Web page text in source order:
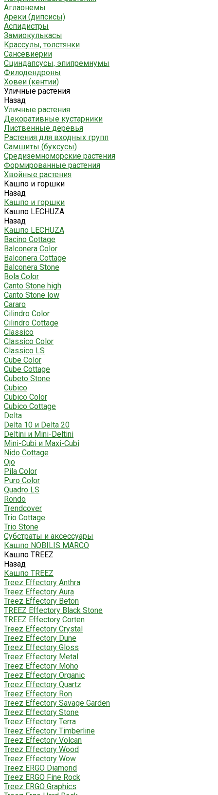
Аглаонемы
Ареки (дипсисы)
Аспидистры
Замиокулькасы
Крассулы, толстянки
Сансевиерии
Сциндапсусы, эпипремнумы
Филодендроны
Ховеи (кентии)
Уличные растения
Назад
Уличные растения
Декоративные кустарники
Лиственные деревья
Растения для входных групп
Самшиты (буксусы)
Средиземноморские растения
Формированные растения
Хвойные растения
Кашпо и горшки
Назад
Кашпо и горшки
Кашпо LECHUZA
Назад
Кашпо LECHUZA
Bacino Cottage
Balconera Color
Balconera Cottage
Balconera Stone
Bola Color
Canto Stone high
Canto Stone low
Cararo
Cilindro Color
Cilindro Cottage
Classico
Classico Color
Classico LS
Cube Color
Cube Cottage
Cubeto Stone
Cubico
Cubico Color
Cubico Cottage
Delta
Delta 10 и Delta 20
Deltini и Mini-Deltini
Mini-Cubi и Maxi-Cubi
Nido Cottage
Ojo
Pila Color
Puro Color
Quadro LS
Rondo
Trendcover
Trio Cottage
Trio Stone
Субстраты и аксессуары
Кашпо NOBILIS MARCO
Кашпо TREEZ
Назад
Кашпо TREEZ
Treez Effectory Anthra
Treez Effectory Aura
Treez Effectory Beton
TREEZ Effectory Black Stone
TREEZ Effectory Corten
Treez Effectory Crystal
Treez Effectory Dune
Treez Effectory Gloss
Treez Effectory Metal
Treez Effectory Moho
Treez Effectory Organic
Treez Effectory Quartz
Treez Effectory Ron
Treez Effectory Savage Garden
Treez Effectory Stone
Treez Effectory Terra
Treez Effectory Timberline
Treez Effectory Volcan
Treez Effectory Wood
Treez Effectory Wow
Treez ERGO Diamond
Treez ERGO Fine Rock
Treez ERGO Graphics